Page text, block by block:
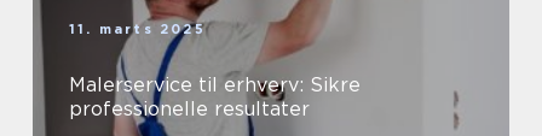
11. marts 2025
Malerservice til erhverv: Sikre
professionelle resultater